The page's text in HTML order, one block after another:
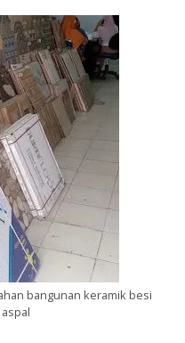
bangunan keramik besi